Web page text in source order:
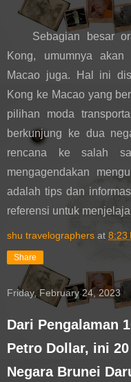
Sebagian besar
Kong, umumnya
Macao juga. Hal ini
Kong ke Macao yang
pilihan moda
berkunjung ke dua
rencana ke salah
mengagendakan
adalah tips dan
referensi untuk
shu travelographers at 8:23
Share
Friday, February 24, 2023
Dari Pengalaman
Petro Dollar, ini
Negara Brunei